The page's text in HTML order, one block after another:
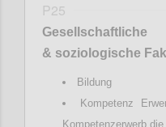
P25
Gesellschaftliche
& soziologische
Bildung
Kompetenz
Kompetenzerwerb